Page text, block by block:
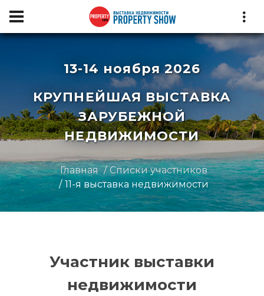
13-14 ноября 2026
КРУПНЕЙШАЯ ВЫСТАВКА
ЗАРУБЕЖНОЙ
НЕДВИЖИМОСТИ
Главная
Списки участников
11-я выставка недвижимости
Участник выставки
недвижимости